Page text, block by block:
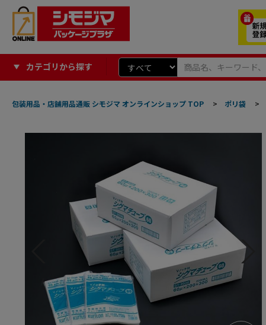
カテゴリから探す
包装用品・店舗用品通販 シモジマ オンラインショップ TOP > ポリ袋 >